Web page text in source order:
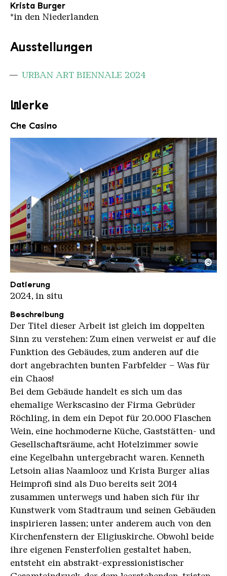
Krista Burger
*in den Niederlanden
Ausstellungen
URBAN ART BIENNALE 2024
Werke
Che Casino
Krista Kenneth Che Casino KHV kompr
Copyright: Karl Heinrich Veith
©
Datierung
2024, in situ
Beschreibung
Der Titel dieser Arbeit ist gleich im doppelten
Sinn zu verstehen: Zum einen verweist er auf die
Funktion des Gebäudes, zum anderen auf die
dort angebrachten bunten Farbfelder – Was für
ein Chaos!
Bei dem Gebäude handelt es sich um das
ehemalige Werkscasino der Firma Gebrüder
Röchling, in dem ein Depot für 20.000 Flaschen
Wein, eine hochmoderne Küche, Gaststätten- und
Gesellschaftsräume, acht Hotelzimmer sowie
eine Kegelbahn untergebracht waren. Kenneth
Letsoin alias Naamlooz und Krista Burger alias
Heimprofi sind als Duo bereits seit 2014
zusammen unterwegs und haben sich für ihr
Kunstwerk vom Stadtraum und seinen Gebäuden
inspirieren lassen; unter anderem auch von den
Kirchenfenstern der Eligiuskirche. Obwohl beide
ihre eigenen Fensterfolien gestaltet haben,
entsteht ein abstrakt-expressionistischer